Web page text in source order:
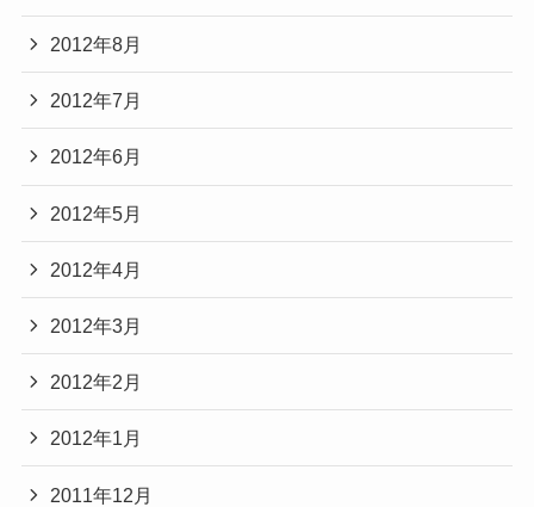
2012年8月
2012年7月
2012年6月
2012年5月
2012年4月
2012年3月
2012年2月
2012年1月
2011年12月